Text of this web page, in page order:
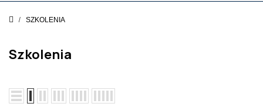
SZKOLENIA
Szkolenia